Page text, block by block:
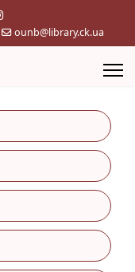
ounb@library.ck.ua